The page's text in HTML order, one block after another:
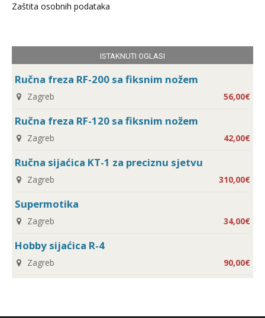
Zaštita osobnih podataka
ISTAKNUTI OGLASI
Ručna freza RF-200 sa fiksnim nožem
Zagreb 56,00€
Ručna freza RF-120 sa fiksnim nožem
Zagreb 42,00€
Ručna sijaćica KT-1 za preciznu sjetvu
Zagreb 310,00€
Supermotika
Zagreb 34,00€
Hobby sijaćica R-4
Zagreb 90,00€